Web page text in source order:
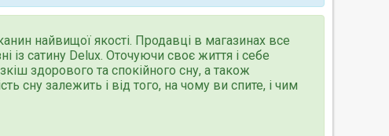
найвищої якості. Продавці в магазинах все
із сатину Delux. Оточуючи своє життя і себе
здорового та спокійного сну, а також
сну залежить і від того, на чому ви спите, і чим